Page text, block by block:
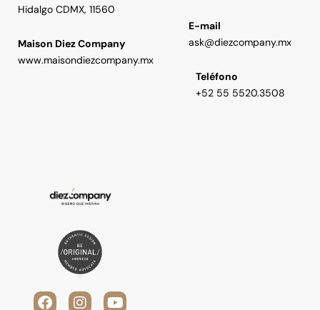
Hidalgo CDMX, 11560
Maison Diez Company
www.maisondiezcompany.mx
E-mail
ask@diezcompany.mx
Teléfono
+52 55 5520.3508
F
I
Y
V
L